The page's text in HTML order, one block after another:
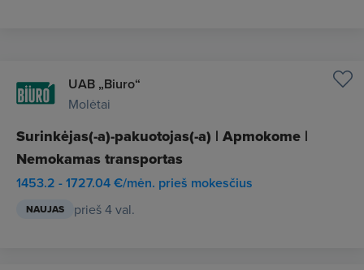
UAB „Biuro“
Molėtai
Surinkėjas(-a)-pakuotojas(-a) | Apmokome |
Nemokamas transportas
1453.2 - 1727.04 €/mėn. prieš mokesčius
NAUJAS prieš 4 val.